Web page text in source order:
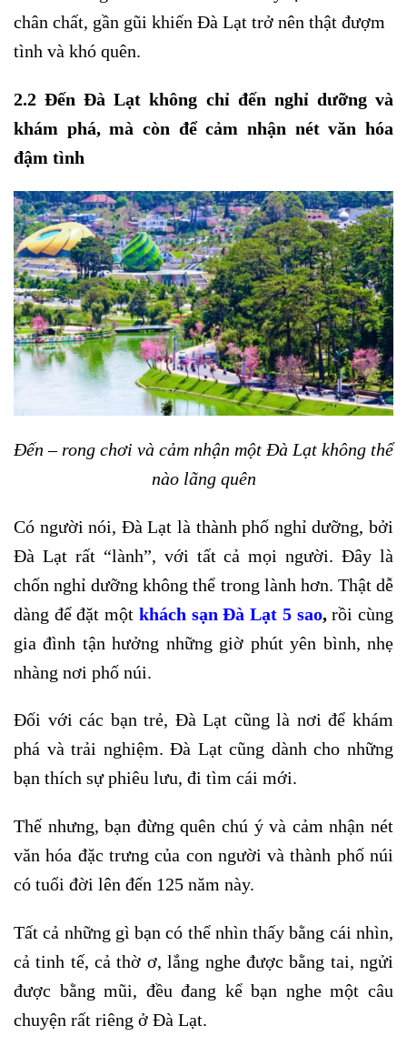
chân chất, gần gũi khiến Đà Lạt trở nên thật đượm
tình và khó quên.
2.2 Đến Đà Lạt không chỉ đến nghỉ dưỡng và
khám phá, mà còn để cảm nhận nét văn hóa
đậm tình
Đến – rong chơi và cảm nhận một Đà Lạt không thể
nào lãng quên
Có người nói, Đà Lạt là thành phố nghỉ dưỡng, bởi
Đà Lạt rất “lành”, với tất cả mọi người. Đây là
chốn nghỉ dưỡng không thể trong lành hơn. Thật dễ
dàng để đặt một khách sạn Đà Lạt 5 sao,rồi cùng
gia đình tận hưởng những giờ phút yên bình, nhẹ
nhàng nơi phố núi.
Đối với các bạn trẻ, Đà Lạt cũng là nơi để khám
phá và trải nghiệm. Đà Lạt cũng dành cho những
bạn thích sự phiêu lưu, đi tìm cái mới.
Thế nhưng, bạn đừng quên chú ý và cảm nhận nét
văn hóa đặc trưng của con người và thành phố núi
có tuổi đời lên đến 125 năm này.
Tất cả những gì bạn có thể nhìn thấy bằng cái nhìn,
cả tinh tế, cả thờ ơ, lắng nghe được bằng tai, ngửi
được bằng mũi, đều đang kể bạn nghe một câu
chuyện rất riêng ở Đà Lạt.